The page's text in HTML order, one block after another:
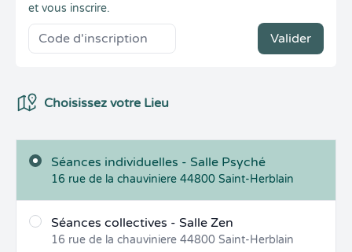
et vous inscrire.
Valider
Choix du Lieux
Choisissez votre Lieu
Séances individuelles - Salle Psyché
16 rue de la chauviniere 44800 Saint-Herblain
Séances collectives - Salle Zen
16 rue de la chauviniere 44800 Saint-Herblain